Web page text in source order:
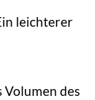
leichterer
Volumen des